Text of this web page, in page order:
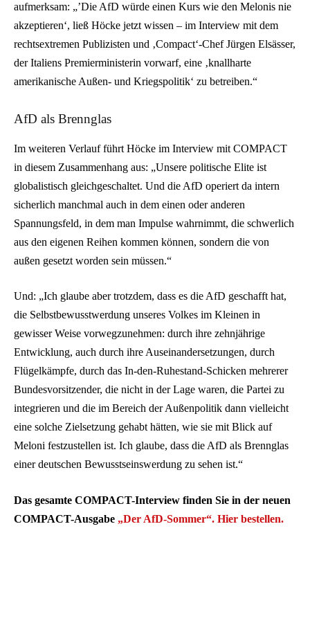
aufmerksam: „’Die AfD würde einen Kurs wie den Melonis nie
akzeptieren‘, ließ Höcke jetzt wissen – im Interview mit dem
rechtsextremen Publizisten und ‚Compact‘-Chef Jürgen Elsässer,
der Italiens Premierministerin vorwarf, eine ‚knallharte
amerikanische Außen- und Kriegspolitik‘ zu betreiben.“
AfD als Brennglas
Im weiteren Verlauf führt Höcke im Interview mit COMPACT
in diesem Zusammenhang aus: „Unsere politische Elite ist
globalistisch gleichgeschaltet. Und die AfD operiert da intern
sicherlich manchmal auch in dem einen oder anderen
Spannungsfeld, in dem man Impulse wahrnimmt, die schwerlich
aus den eigenen Reihen kommen können, sondern die von
außen gesetzt worden sein müssen.“
Und: „Ich glaube aber trotzdem, dass es die AfD geschafft hat,
die Selbstbewusstwerdung unseres Volkes im Kleinen in
gewisser Weise vorwegzunehmen: durch ihre zehnjährige
Entwicklung, auch durch ihre Auseinandersetzungen, durch
Flügelkämpfe, durch das In-den-Ruhestand-Schicken mehrerer
Bundesvorsitzender, die nicht in der Lage waren, die Partei zu
integrieren und die im Bereich der Außenpolitik dann vielleicht
eine solche Zielsetzung gehabt hätten, wie sie mit Blick auf
Meloni festzustellen ist. Ich glaube, dass die AfD als Brennglas
einer deutschen Bewusstseinswerdung zu sehen ist.“
Das gesamte COMPACT-Interview finden Sie in der neuen
COMPACT-Ausgabe „Der AfD-Sommer“. Hier bestellen.